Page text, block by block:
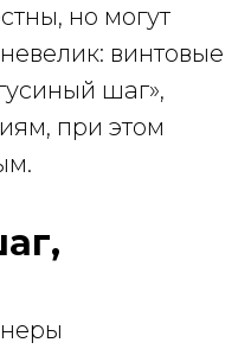
но могут
винтовые
шаг»,
при этом